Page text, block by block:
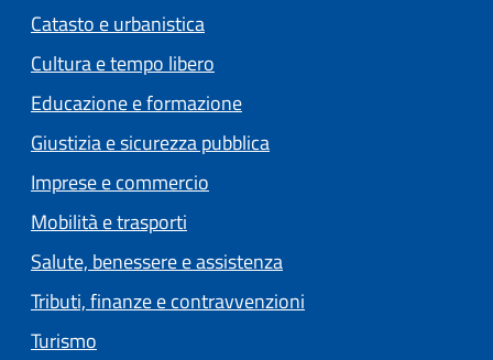
Catasto e urbanistica
Cultura e tempo libero
Educazione e formazione
Giustizia e sicurezza pubblica
Imprese e commercio
Mobilità e trasporti
Salute, benessere e assistenza
Tributi, finanze e contravvenzioni
Turismo